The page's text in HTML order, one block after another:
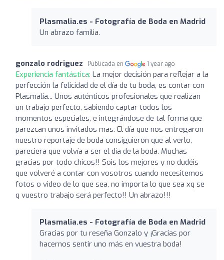
Plasmalia.es - Fotografía de Boda en Madrid
Un abrazo familia.
gonzalo rodriguez Publicada en 1 year ago
Experiencia fantástica: La mejor decisión para reflejar a la
perfección la felicidad de el día de tu boda, es contar con
Plasmalia... Unos auténticos profesionales que realizan
un trabajo perfecto, sabiendo captar todos los
momentos especiales, e integrándose de tal forma que
parezcan unos invitados mas. El día que nos entregaron
nuestro reportaje de boda consiguieron que al verlo,
pareciera que volvía a ser el día de la boda. Muchas
gracias por todo chicos!! Sois los mejores y no dudéis
que volveré a contar con vosotros cuando necesitemos
fotos o video de lo que sea, no importa lo que sea xq se
q vuestro trabajo será perfecto!! Un abrazo!!!
Plasmalia.es - Fotografía de Boda en Madrid
Gracias por tu reseña Gonzalo y ¡Gracias por
hacernos sentir uno más en vuestra boda!